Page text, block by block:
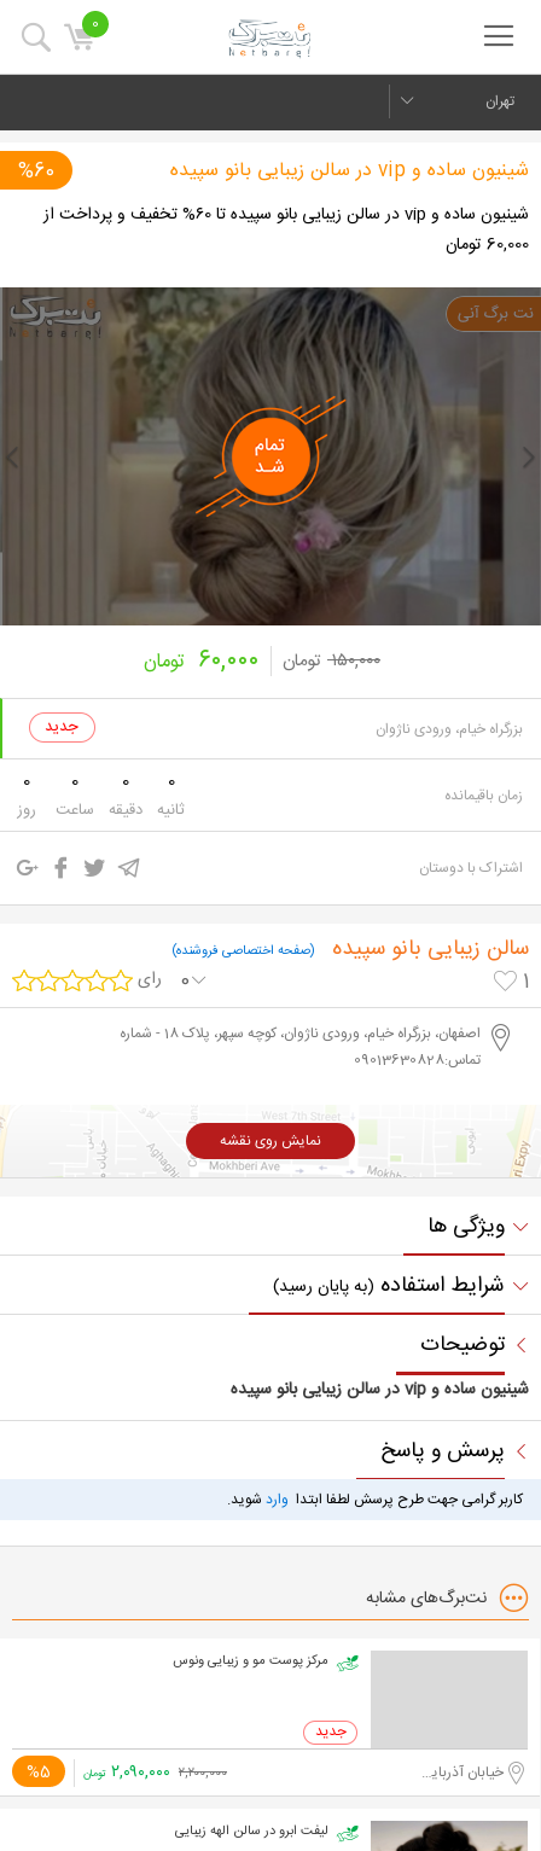
0
تهران
Next
%60 شینیون ساده و vip در سالن زیبایی بانو سپیده
شینیون ساده و vip در سالن زیبایی بانو سپیده تا ۶0% تخفیف و پرداخت از
60,000 تومان
۱۵۰,۰۰۰ تومان ۶۰,۰۰۰ تومان
بزرگراه خیام، ورودی ناژوان
زمان باقیمانده 0
روز
0
ساعت
0
دقیقه
0
ثانیه
اشتراک با دوستان
سالن زیبایی بانو سپیده (صفحه اختصاصی فروشنده)
1 رای 0
اصفهان، بزرگراه خیام، ورودی ناژوان، کوچه سپهر، پلاک 18 - شماره
تماس:09013630828
نمایش روی نقشه
ویژگی ها
شرایط استفاده (به پایان رسید)
توضیحات
شینیون ساده و vip در سالن زیبایی بانو سپیده
پرسش و پاسخ
کاربر گرامی جهت طرح پرسش لطفا ابتدا وارد شوید.
نت‌برگ‌های مشابه
مرکز پوست مو و زیبایی ونوس
خیابان آذربایجان %5 ۲,۲۰۰,۰۰۰ ۲,۰۹۰,۰۰۰ تومان
لیفت ابرو در سالن الهه زیبایی